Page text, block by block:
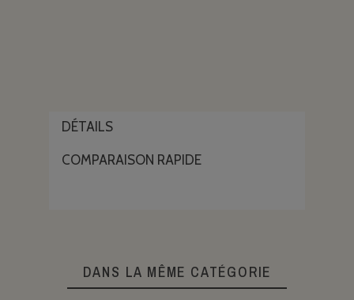
DÉTAILS
COMPARAISON RAPIDE
DANS LA MÊME CATÉGORIE